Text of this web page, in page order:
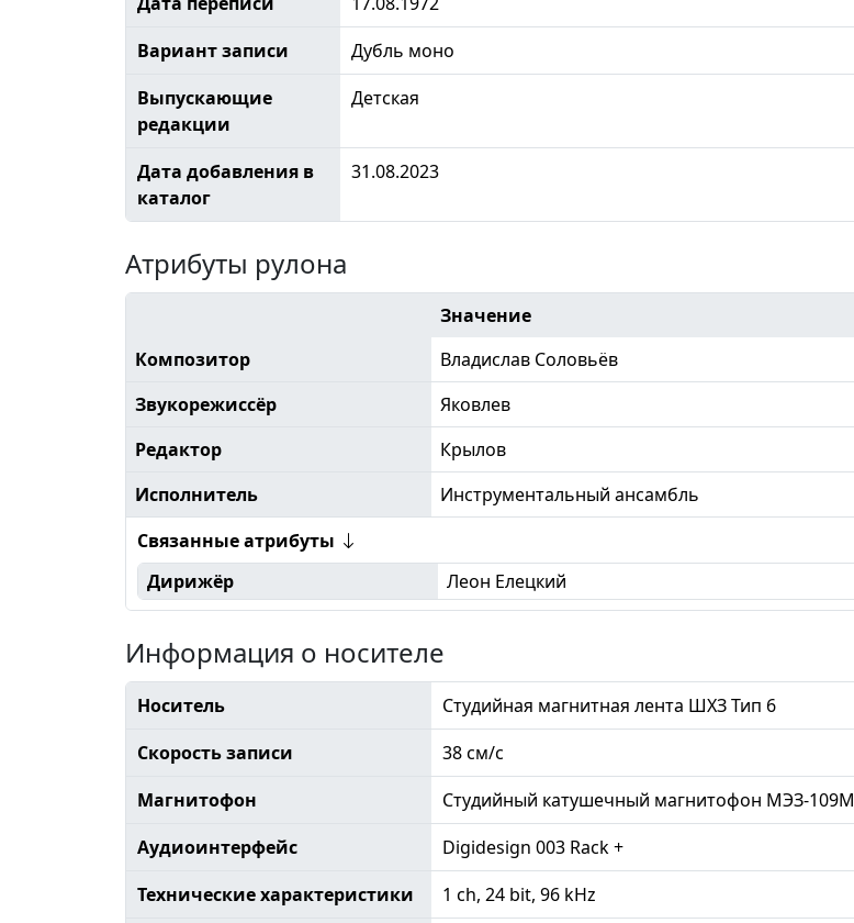
Вариант записи
Дубль моно
Выпускающие
редакции
Детская
Дата добавления в
каталог
31.08.2023
Атрибуты рулона
Значение
Композитор
Владислав Соловьёв
Звукорежиссёр
Яковлев
Редактор
Крылов
Исполнитель
Инструментальный ансамбль
Связанные атрибуты
Дирижёр
Леон Елецкий
Информация о носителе
Носитель
Студийная магнитная лента ШХЗ Тип 6
Скорость записи
38 см/с
Магнитофон
Студийный катушечный магнитофон МЭЗ-109М
Аудиоинтерфейс
Digidesign 003 Rack +
Технические характеристики
1 ch, 24 bit, 96 kHz